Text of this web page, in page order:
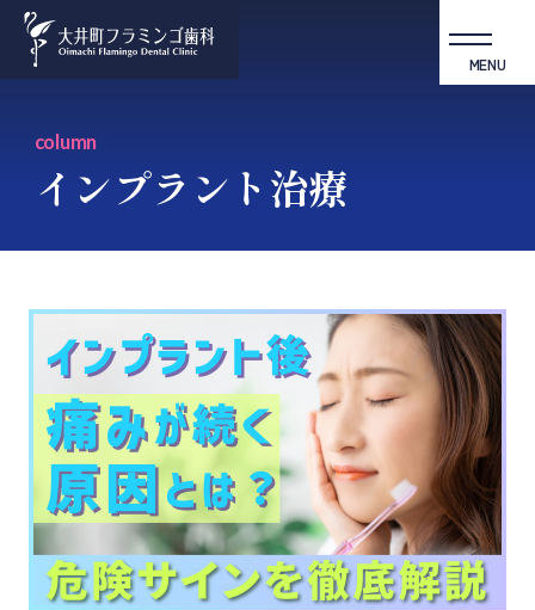
MENU
column
インプラント治療